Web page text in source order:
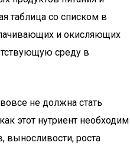
таблица со списком в
и окисляющих
среду в
не должна стать
этот нутриент необходим
выносливости, роста